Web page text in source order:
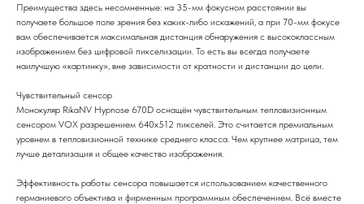
Преимущества здесь несомненные: на 35-мм фокусном расстоянии вы
получаете большое поле зрения без каких-либо искажений, а при 70-мм фокусе
вам обеспечивается максимальная дистанция обнаружения с высококлассным
изображением без цифровой пикселизации. То есть вы всегда получаете
наилучшую «картинку», вне зависимости от кратности и дистанции до цели.
Чувствительный сенсор
Монокуляр RikaNV Hypnose 670D оснащён чувствительным тепловизионным
сенсором VOX разрешением 640х512 пикселей. Это считается премиальным
уровнем в тепловизионной технике среднего класса. Чем крупнее матрица, тем
лучше детализация и общее качество изображения.
Эффективность работы сенсора повышается использованием качественного
германиевого объектива и фирменным программным обеспечением. Всё вместе